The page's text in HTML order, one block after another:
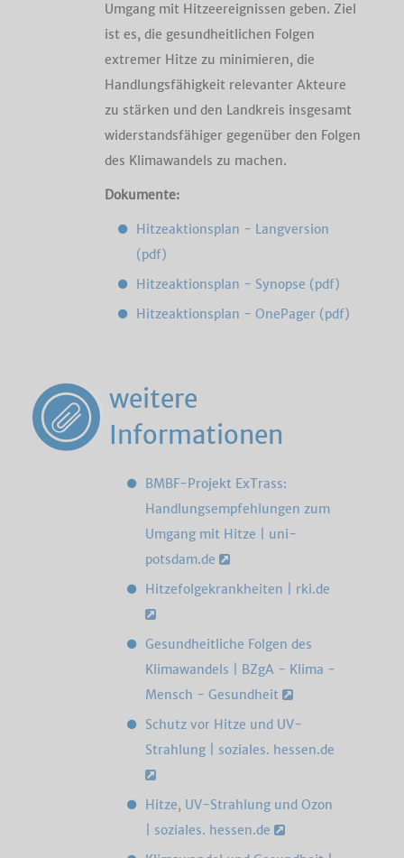
Umgang mit Hitzeereignissen geben. Ziel
ist es, die gesundheitlichen Folgen
extremer Hitze zu minimieren, die
Handlungsfähigkeit relevanter Akteure
zu stärken und den Landkreis insgesamt
widerstandsfähiger gegenüber den Folgen
des Klimawandels zu machen.
Dokumente:
Hitzeaktionsplan - Langversion
(pdf)
Hitzeaktionsplan - Synopse (pdf)
Hitzeaktionsplan - OnePager (pdf)
weitere
Informationen
BMBF-Projekt ExTrass:
Handlungsempfehlungen zum
Umgang mit Hitze | uni-
potsdam.de
Hitzefolgekrankheiten | rki.de
Gesundheitliche Folgen des
Klimawandels | BZgA - Klima -
Mensch - Gesundheit
Schutz vor Hitze und UV-
Strahlung | soziales. hessen.de
Hitze, UV-Strahlung und Ozon
| soziales. hessen.de